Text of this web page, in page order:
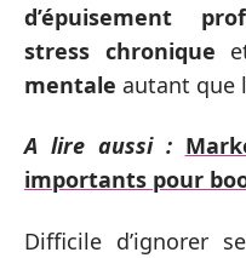
d’épuisement
stress chronique
mentale autant que
A lire aussi :
importants pour
Difficile d’ignorer